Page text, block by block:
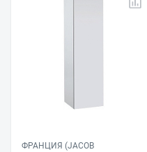
ФРАНЦИЯ (JACOB